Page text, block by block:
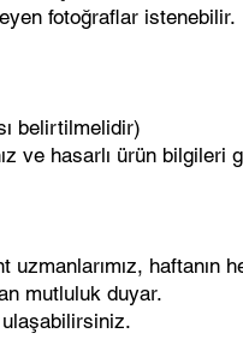
fotoğraflar istenebilir.
belirtilmelidir)
ve hasarlı ürün bilgileri
haftanın
mutluluk duyar.